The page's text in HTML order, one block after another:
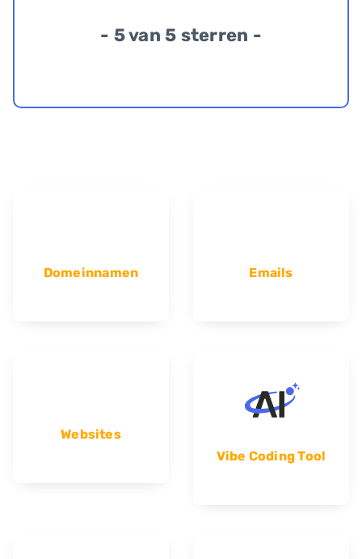
- 5 van 5 sterren -
Domeinnamen Emails
Websites
Vibe Coding Tool